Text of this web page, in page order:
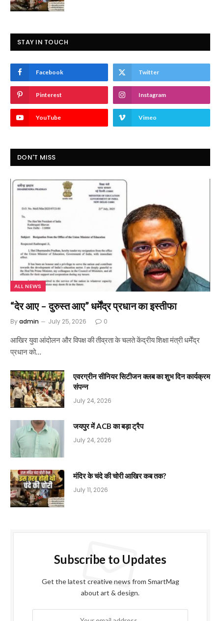
STAY IN TOUCH
Facebook Twitter
Pinterest Instagram
YouTube Vimeo
DON'T MISS
ALL NEWS
“देर आए – दुरुस्त आए” धर्मेंद्र प्रधान का इस्तीफा
Byadmin July 25, 2026 0
आखिर युवा आंदोलन और विपक्ष की तीव्रता के चलते केंद्रीय शिक्षा मंत्री धर्मेंद्र
प्रधान को…
एवरग्रीन सीनियर सिटीजन क्लब का शुभ दिन कार्यक्रम
संपन्न
July 24, 2026
जयपुर में ACB का बड़ा ट्रैप
July 24, 2026
मंदिर के चंदे की चोरी आखिर कब तक?
July 11, 2026
Subscribe to Updates
Get the latest creative news from SmartMag
about art & design.